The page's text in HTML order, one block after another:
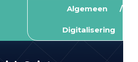
Algemeen
Digitalisering